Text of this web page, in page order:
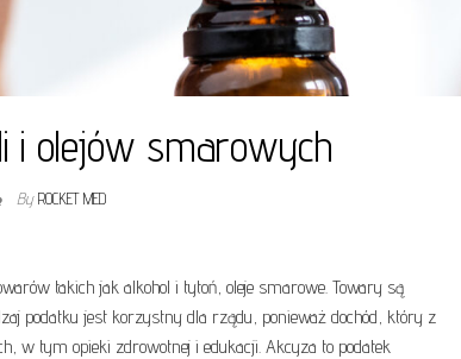
i olejów smarowych
By ROCKET MED
takich jak alkohol i tytoń, oleje smarowe. Towary są
podatku jest korzystny dla rządu, ponieważ dochód, który z
w tym opieki zdrowotnej i edukacji. Akcyza to podatek